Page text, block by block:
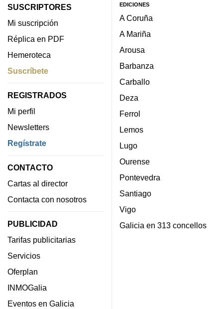
SUSCRIPTORES
Mi suscripción
Réplica en PDF
Hemeroteca
Suscríbete
REGISTRADOS
Mi perfil
Newsletters
Regístrate
CONTACTO
Cartas al director
Contacta con nosotros
PUBLICIDAD
Tarifas publicitarias
Servicios
Oferplan
INMOGalia
Eventos en Galicia
EDICIONES
A Coruña
A Mariña
Arousa
Barbanza
Carballo
Deza
Ferrol
Lemos
Lugo
Ourense
Pontevedra
Santiago
Vigo
Galicia en 313 concellos